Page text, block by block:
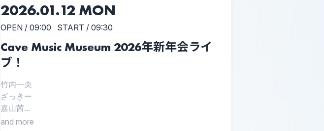
2026.01.12 MON
OPEN / 09:00 START / 09:30
Cave Music Museum 2026年新年会ライ
ブ！
竹内一央
ざっきー
嘉山茜...
and more